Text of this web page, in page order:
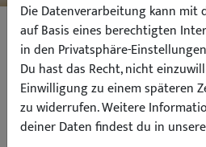
Liefer- und
Versandkosten
Die Datenverarbeitung kann mit
auf Basis eines berechtigten
in den Privatsphäre-
Du hast das Recht, nicht
Einwilligung zu einem späteren
zu widerrufen. Weitere
deiner Daten findest du in